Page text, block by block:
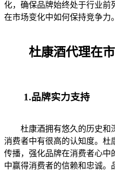
化，确保品牌始终处于行业前
在市场变化中如何保持竞争力。
杜康酒代理在市
1.品牌实力支持
杜康酒拥有悠久的历史和
消费者中有很高的认知度。杜
传播，强化品牌在消费者心中
中赢得消费者的信赖和忠诚